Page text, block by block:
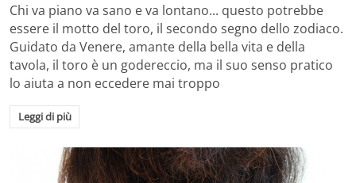
Chi va piano va sano e va lontano... questo potrebbe
essere il motto del toro, il secondo segno dello zodiaco.
Guidato da Venere, amante della bella vita e della
tavola, il toro è un godereccio, ma il suo senso pratico
lo aiuta a non eccedere mai troppo
Leggi di più